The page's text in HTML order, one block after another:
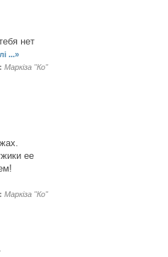
нет
...»
Маркіза "Ко"
ее
Маркіза "Ко"